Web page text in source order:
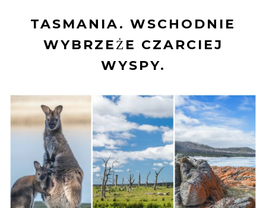
TASMANIA. WSCHODNIE
WYBRZEŻE CZARCIEJ
WYSPY.